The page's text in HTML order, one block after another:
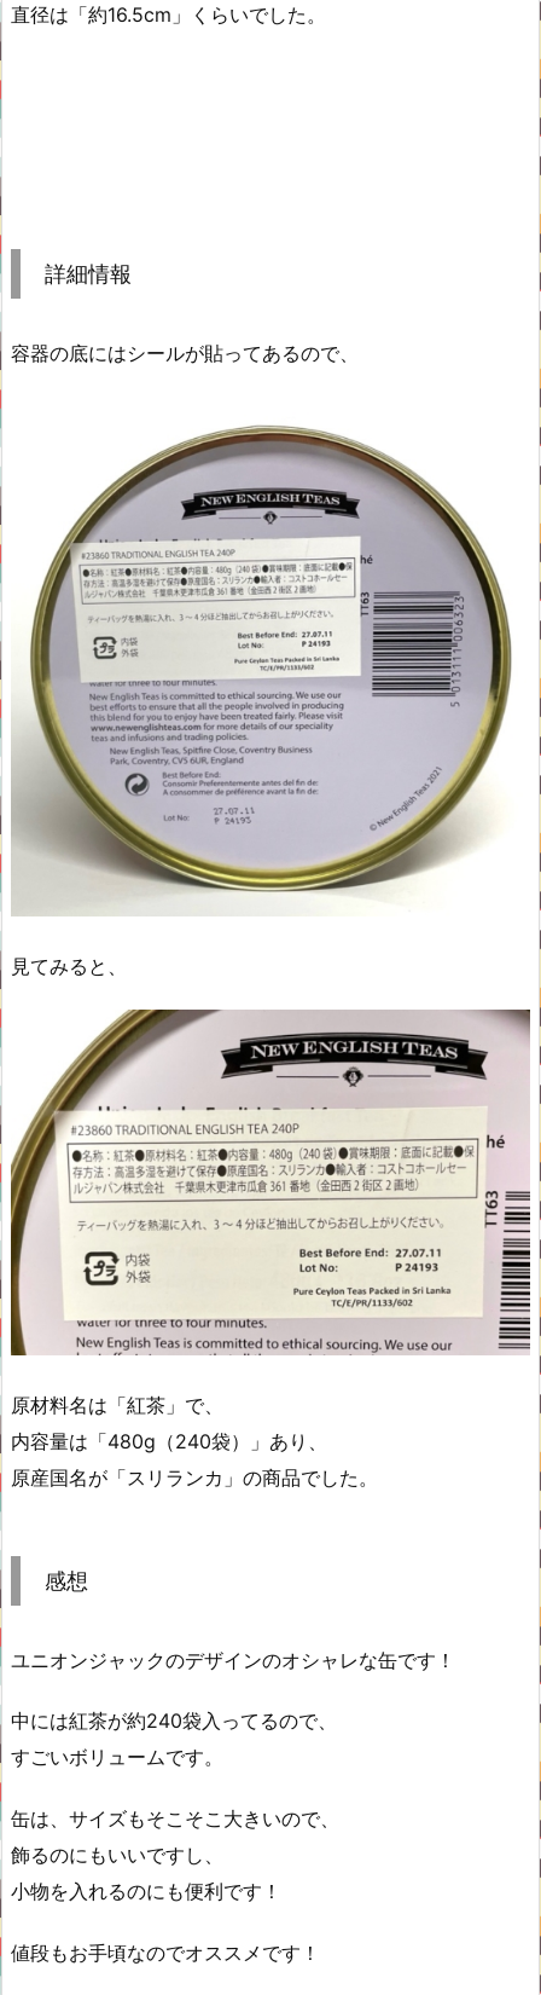
直径は「約16.5cm」くらいでした。
詳細情報
容器の底にはシールが貼ってあるので、
見てみると、
原材料名は「紅茶」で、
内容量は「480g（240袋）」あり、
原産国名が「スリランカ」の商品でした。
感想
ユニオンジャックのデザインのオシャレな缶です！
中には紅茶が約240袋入ってるので、
すごいボリュームです。
缶は、サイズもそこそこ大きいので、
飾るのにもいいですし、
小物を入れるのにも便利です！
値段もお手頃なのでオススメです！